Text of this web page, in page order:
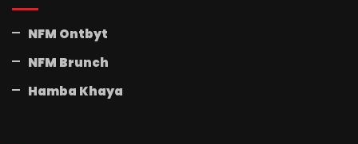
NFM Ontbyt
NFM Brunch
Hamba Khaya